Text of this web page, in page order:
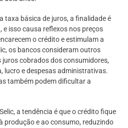
taxa básica de juros, a finalidade é
isso causa reflexos nos preços
o crédito e estimulam a
os bancos consideram outros
cobrados dos consumidores,
lucro e despesas administrativas.
também podem dificultar a
a tendência é que o crédito fique
produção e ao consumo, reduzindo